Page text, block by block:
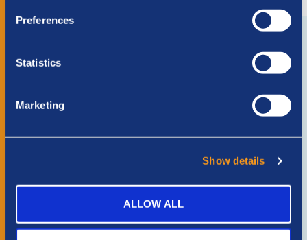
Preferences
Statistics
Marketing
Show details
ALLOW ALL
Sponsors van Familie
Totaal sponsorbedrag: €553,37
Helden 💪